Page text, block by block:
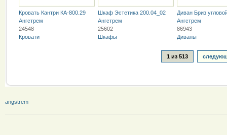
Кровать Кантри КА-800.29
Ангстрем
24548
Кровати
Шкаф Эстетика 200.04_02
Ангстрем
25602
Шкафы
Диван Бриз
Ангстрем
86943
Диваны
1 из 513
angstrem